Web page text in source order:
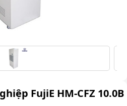
FujiE HM-CFZ 10.0B